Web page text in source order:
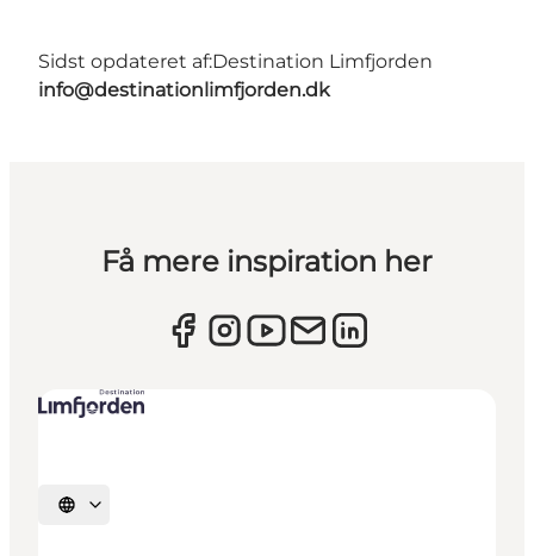
Sidst opdateret af:Destination Limfjorden
info@destinationlimfjorden.dk
Få mere inspiration her
Vælg sprog